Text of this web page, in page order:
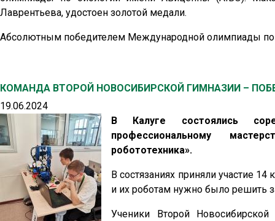
Лаврентьева, удостоен золотой медали.
Абсолютным победителем Международной олимпиады
КОМАНДА ВТОРОЙ НОВОСИБИРСКОЙ ГИМНАЗИИ –
19.06.2024
В Калуге состоялись
профессиональному
робототехника».
В состязаниях приняли участие
и их роботам нужно было решить
Ученики Второй